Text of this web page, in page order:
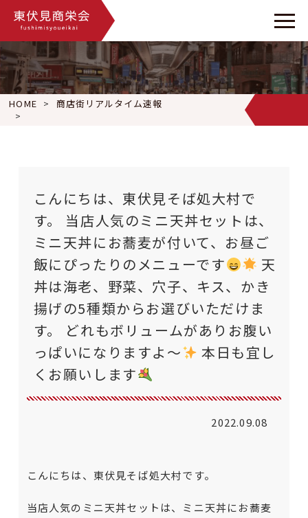
HOME
商店街リアルタイム速報
こんにちは、東伏見そば処大村です。 当店人気のミニ天丼セ
こんにちは、東伏見そば処大村で
す。 当店人気のミニ天丼セットは、
ミニ天丼にお蕎麦が付いて、お昼ご
飯にぴったりのメニューです
天
丼は海老、野菜、穴子、キス、かき
揚げの5種類からお選びいただけま
す。 どれもボリュームがありお腹い
っぱいになりますよ〜
本日も宜し
くお願いします
2022.09.08
こんにちは、東伏見そば処大村です。
当店人気のミニ天丼セットは、ミニ天丼にお蕎麦